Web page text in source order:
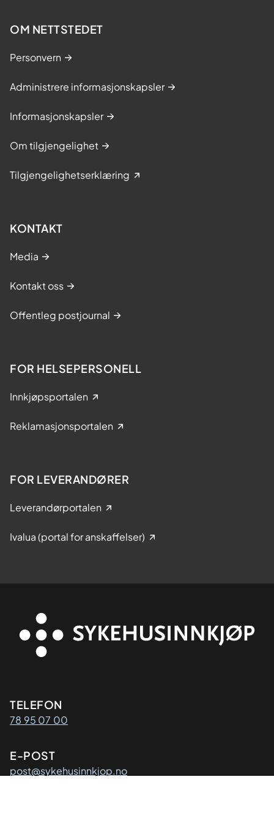
OM NETTSTEDET
Personvern
Administrere informasjonskapsler
Informasjonskapsler
Om tilgjengelighet
Tilgjengelighetserklæring
KONTAKT
Media
Kontakt oss
Offentleg postjournal
FOR HELSEPERSONELL
Innkjøpsportalen
Reklamasjonsportalen
FOR LEVERANDØRER
Leverandørportalen
Ivalua (portal for anskaffelser)
Kontaktinformasjon
TELEFON
78 95 07 00
E-POST
post@sykehusinnkjop.no